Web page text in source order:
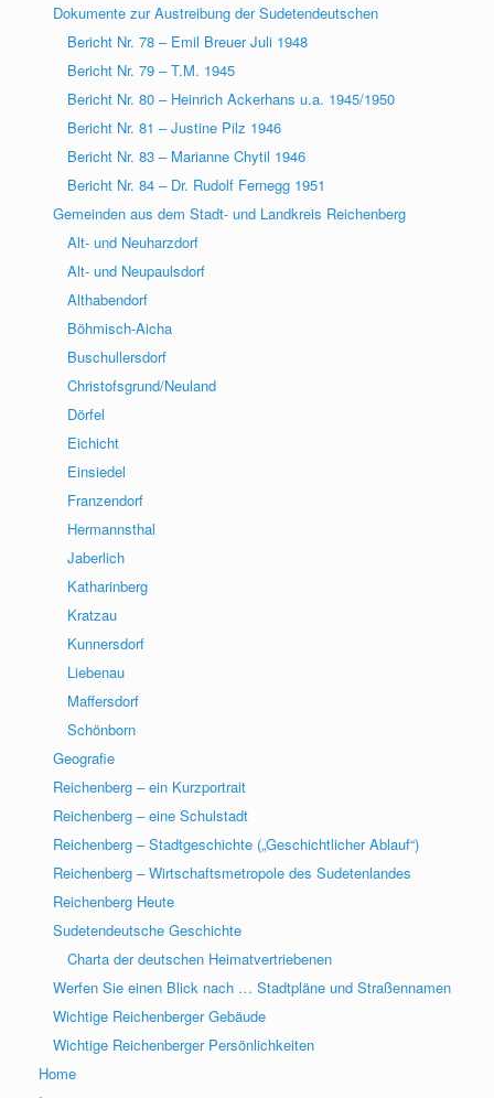
Dokumente zur Austreibung der Sudetendeutschen
Bericht Nr. 78 – Emil Breuer Juli 1948
Bericht Nr. 79 – T.M. 1945
Bericht Nr. 80 – Heinrich Ackerhans u.a. 1945/1950
Bericht Nr. 81 – Justine Pilz 1946
Bericht Nr. 83 – Marianne Chytil 1946
Bericht Nr. 84 – Dr. Rudolf Fernegg 1951
Gemeinden aus dem Stadt- und Landkreis Reichenberg
Alt- und Neuharzdorf
Alt- und Neupaulsdorf
Althabendorf
Böhmisch-Aicha
Buschullersdorf
Christofsgrund/Neuland
Dörfel
Eichicht
Einsiedel
Franzendorf
Hermannsthal
Jaberlich
Katharinberg
Kratzau
Kunnersdorf
Liebenau
Maffersdorf
Schönborn
Geografie
Reichenberg – ein Kurzportrait
Reichenberg – eine Schulstadt
Reichenberg – Stadtgeschichte („Geschichtlicher Ablauf“)
Reichenberg – Wirtschaftsmetropole des Sudetenlandes
Reichenberg Heute
Sudetendeutsche Geschichte
Charta der deutschen Heimatvertriebenen
Werfen Sie einen Blick nach … Stadtpläne und Straßennamen
Wichtige Reichenberger Gebäude
Wichtige Reichenberger Persönlichkeiten
Home